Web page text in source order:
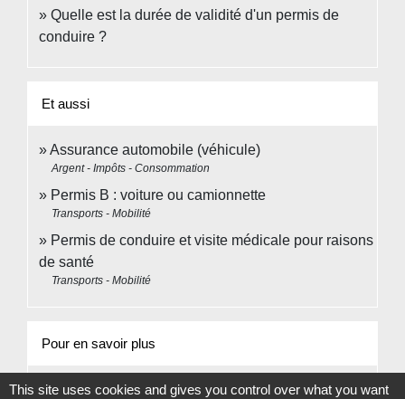
Quelle est la durée de validité d'un permis de
conduire ?
Et aussi
Assurance automobile (véhicule)
Argent - Impôts - Consommation
Permis B : voiture ou camionnette
Transports - Mobilité
Permis de conduire et visite médicale pour raisons
de santé
Transports - Mobilité
Pour en savoir plus
École de conduite labelliséeopen_in_new
This site uses cookies and gives you control over what you want